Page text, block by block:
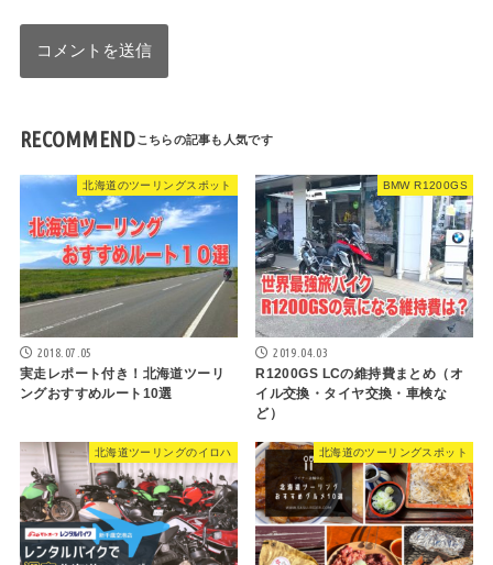
RECOMMEND
北海道のツーリングスポット
2018.07.05
実走レポート付き！北海道ツーリ
ングおすすめルート10選
BMW R1200GS
2019.04.03
R1200GS LCの維持費まとめ（オ
イル交換・タイヤ交換・車検な
ど）
北海道ツーリングのイロハ 北海道のツーリングスポット